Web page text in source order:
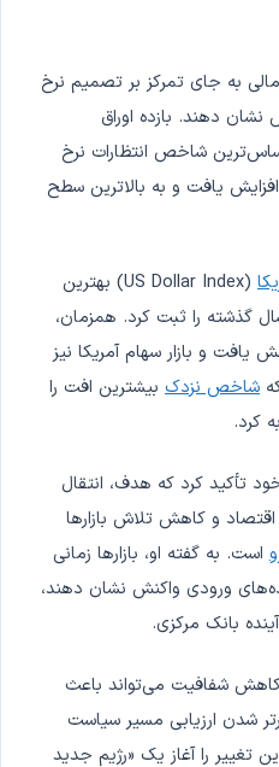
به جای تمرکز بر تصمیم نرخ
نشان دهند. بازده اوراق
شاخص انتظارات نرخ
16 واحد پایه افزایش یافت و به بالاترین سطح
(US Dollar Index) بهترین
گذشته را ثبت کرد. همزمان،
کاهش یافت و بازار سهام آمریکا نیز
شاخص نزدک بیشترین افت را
کرد.
تأکید کرد که هدف، انتقال
و کاهش تلاش بازارها
است. به گفته او، بازارها زمانی
ورودی واکنش نشان دهند،
بانک مرکزی.
کاهش شفافیت می‌تواند باعث
شدن ارزیابی مسیر سیاست
تغییر را آغاز یک «رژیم جدید